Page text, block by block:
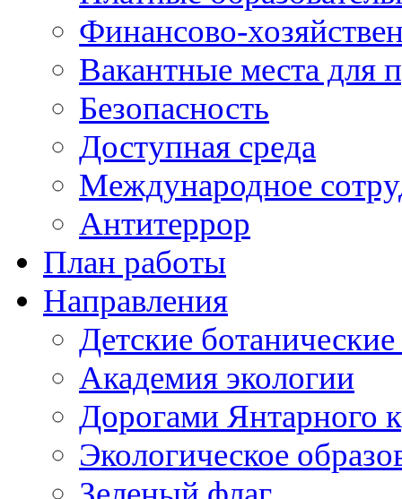
Финансово-
Вакантные места для
Безопасность
Доступная среда
Международное
Антитеррор
План работы
Направления
Детские
Академия экологии
Дорогами Янтарного
Экологическое